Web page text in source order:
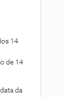
14
de 14
da